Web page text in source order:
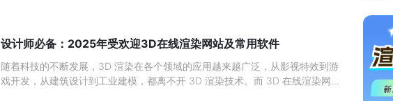
设计师必备：2025年受欢迎3D在线渲染网站及常用软件
随着科技的不断发展，3D 渲染在各个领域的应用越来越广泛，从影视特效到游
戏开发，从建筑设计到工业建模，都离不开 3D 渲染技术。而 3D 在线渲染网站